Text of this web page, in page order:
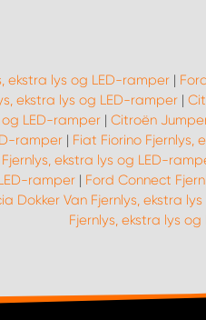
ekstra lys og LED-ramper |
ekstra lys og LED-ramper|
og LED-ramper | Citroën
ramper| Fiat Fiorino Fjernlys,
ekstra lys og LED-
ramper| Ford Connect
Dokker Van Fjernlys, ekstra
Fjernlys, ekstra lys